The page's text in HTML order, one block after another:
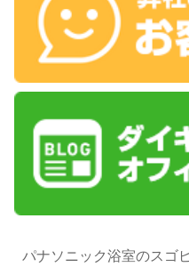
パナソニック浴室のスゴ